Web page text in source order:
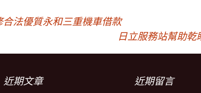
法優質永和三重機車借款
日立服務站幫助
近期文章 近期留言